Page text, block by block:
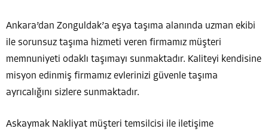
Ankara’dan Zonguldak’a eşya taşıma alanında uzman ekibi
ile sorunsuz taşıma hizmeti veren firmamız müşteri
memnuniyeti odaklı taşımayı sunmaktadır. Kaliteyi kendisine
misyon edinmiş firmamız evlerinizi güvenle taşıma
ayrıcalığını sizlere sunmaktadır.
Askaymak Nakliyat müşteri temsilcisi ile iletişime